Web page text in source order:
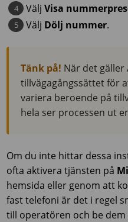
VäljVisa
Välj Dölj nummer.
Tänk på! När det gäller
tillvägagångssättet för
variera beroende på
hela ser processen ut
Om du inte hittar dessa
ofta aktivera tjänsten på
hemsida eller genom att
fast telefoni är det i regel
till operatören och be